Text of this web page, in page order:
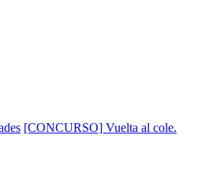
[CONCURSO] Vuelta al cole.